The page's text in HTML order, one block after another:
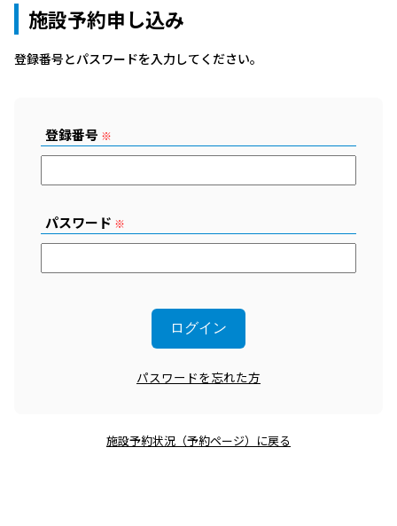
施設予約申し込み
登録番号とパスワードを⼊⼒してください。
登録番号 ※
パスワード ※
パスワードを忘れた方
施設予約状況（予約ページ）に戻る